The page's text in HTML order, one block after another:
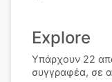
Explore
Υπάρχουν 22
συγγραφέα, σε